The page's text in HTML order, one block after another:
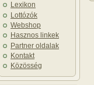
Lexikon
Lottózók
Webshop
Hasznos linkek
Partner oldalak
Kontakt
Közösség